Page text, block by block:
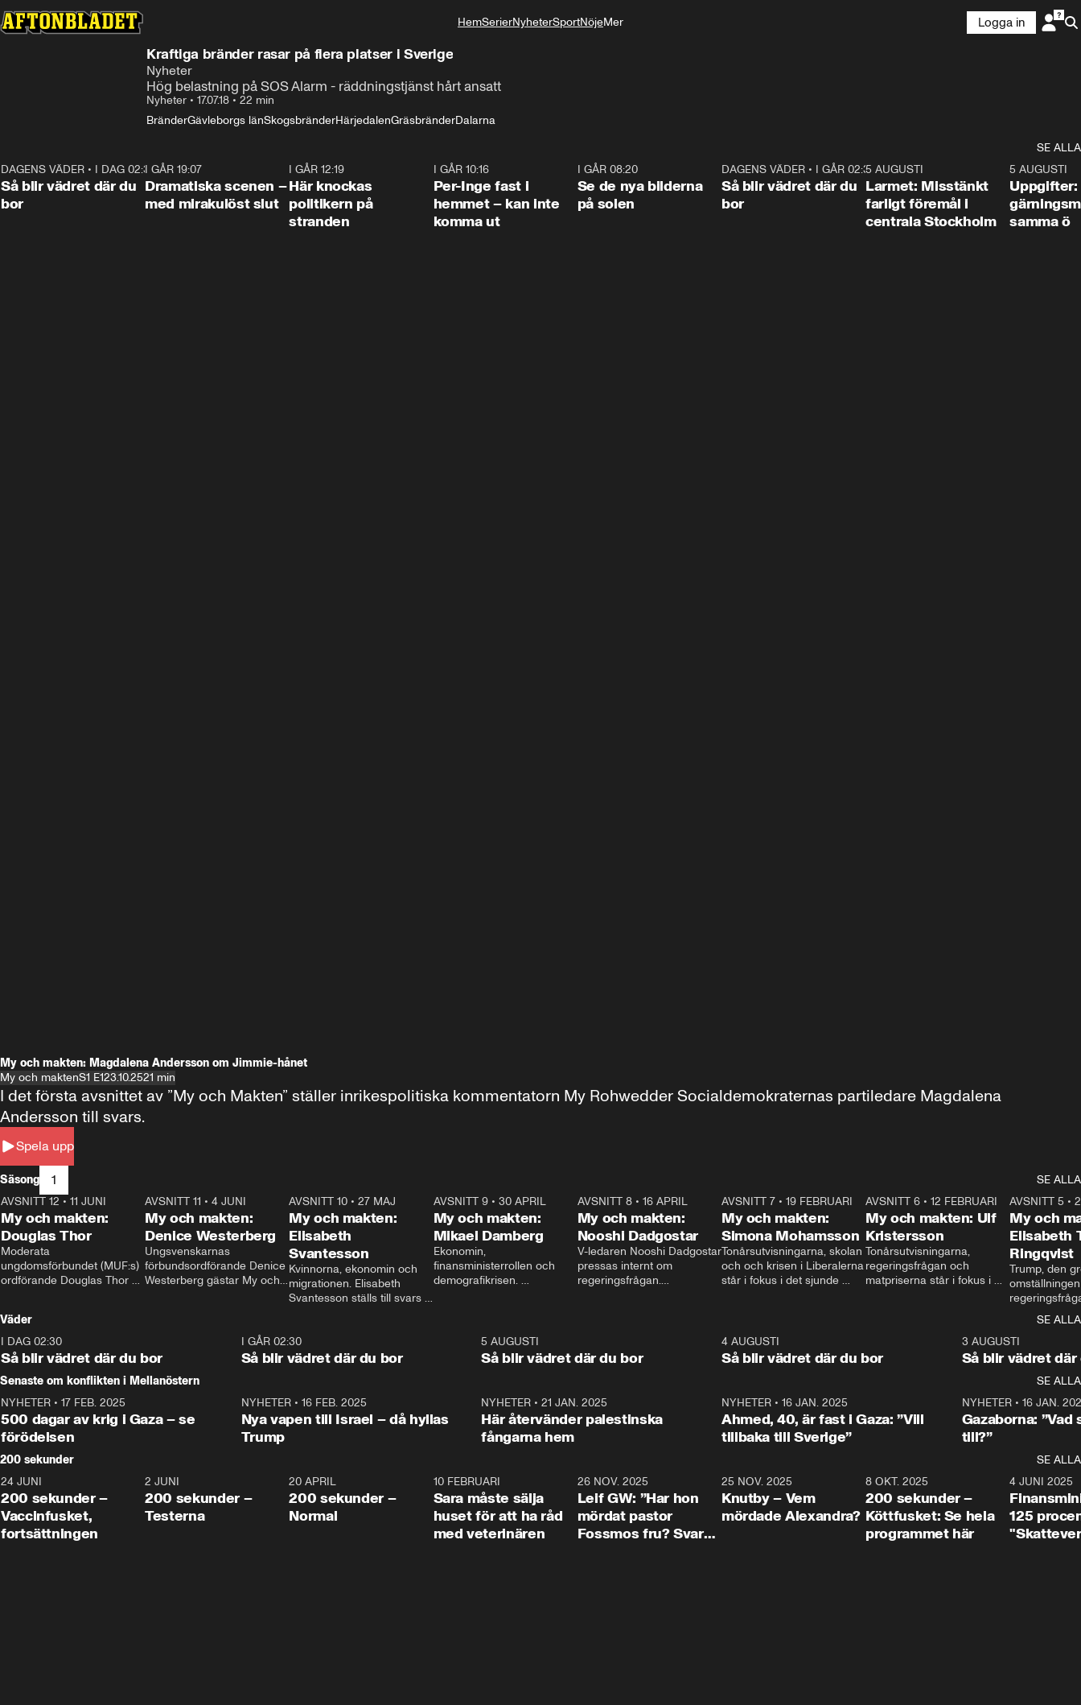
HemSerierNyheterSportNöjeMer
Logga in
Kraftiga bränder rasar på flera platser i Sverige
Nyheter
Hög belastning på SOS Alarm - räddningstjänst hårt ansatt
Nyheter • 17.07.18 • 22 min
BränderGävleborgs länSkogsbränderHärjedalenGräsbränderDalarna
SE ALLA
1:06
DAGENS VÄDER • I DAG 02:30
Så blir vädret där du
bor
I GÅR 19:07
Dramatiska scenen –
med mirakulöst slut
I GÅR 12:19
Här knockas
politikern på
stranden
I GÅR 10:16
Per-Inge fast i
hemmet – kan inte
komma ut
I GÅR 08:20
Se de nya bilderna
på solen
1:06
DAGENS VÄDER• I GÅR 02:30
Så blir vädret där du
bor
0:35
5 AUGUSTI
Larmet: Misstänkt
farligt föremål i
centrala Stockholm
5 AUGUSTI
Uppgifter:
samma ö
My och makten: Magdalena Andersson om Jimmie-hånet
My och maktenS1 E123.10.2521 min
Spela upp
I det första avsnittet av ”My och Makten” ställer inrikespolitiska kommentatorn My Rohwedder Socialdemokraternas partiledare Magdalena
Andersson till svars.
Säsong 1
SE ALLA
26:27
AVSNITT 12 • 11 JUNI
My och makten:
Douglas Thor
Moderata
ungdomsförbundet (MUF:s)
ordförande Douglas Thor
tonårsutvisningarna och hur
Moderaterna ska locka
väljare till valet i höst.
23:40
AVSNITT 11 •4 JUNI
My och makten:
Denice Westerberg
Ungsvenskarnas
förbundsordförande Denice
Westerberg gästar My och
AVSNITT 10 •27 MAJ
My och makten:
Elisabeth
Svantesson
Kvinnorna, ekonomin och
migrationen. Elisabeth
Svantesson ställs till svars
AVSNITT 9• 30 APRIL
My och makten:
Mikael Damberg
Ekonomin,
finansministerrollen och
demografikrisen.
och Makten.
AVSNITT 8• 16 APRIL
My och makten:
Nooshi Dadgostar
V-ledaren Nooshi Dadgostar
pressas internt om
regeringsfrågan.
– Vi ställer upp i val. Ska vi
vara med så sitter vi förstås
24:30
AVSNITT 7• 19 FEBRUARI
My och makten:
Simona Mohamsson
Tonårsutvisningarna, skolan
och och krisen i Liberalerna
står i fokus i det sjunde
kommentator My
Rohwedder ställer
utbildnings- och
Mohamsson till svars.
27:30
AVSNITT 6 •12 FEBRUARI
My och makten: Ulf
Kristersson
Tonårsutvisningarna,
regeringsfrågan och
matpriserna står i fokus i
Rohwedder ställer
statsminister Ulf Kristersson
AVSNITT 5 •
My och
Elisabeth
Ringqvist
Trump, den
centrum i
avsnittet av
Makten”. Se
Aftonbladets
Rohwedder
Thand Ring
Väder
SE ALLA
I DAG 02:30
Så blir vädret där du bor
1:06
I GÅR 02:30
Så blir vädret där du bor
5 AUGUSTI
Så blir vädret där du bor
4 AUGUSTI
Så blir vädret där du bor
3 AUGUSTI
Så blir vädret där
Senaste om konflikten i Mellanöstern
SE ALLA
NYHETER • 17 FEB. 2025
500 dagar av krig i Gaza – se
förödelsen
NYHETER• 16 FEB. 2025
Nya vapen till Israel – då hyllas
Trump
NYHETER •21 JAN. 2025
Här återvänder palestinska
fångarna hem
NYHETER• 16 JAN. 2025
Ahmed, 40, är fast i Gaza: ”Vill
tillbaka till Sverige”
NYHETER• 16 JAN.
Gazaborna:
till?”
200 sekunder
SE ALLA
5:00
24 JUNI
200 sekunder –
Vaccinfusket,
fortsättningen
4:23
2 JUNI
200 sekunder –
Testerna
20 APRIL
200 sekunder –
Normal
10 FEBRUARI
Sara måste sälja
huset för att ha råd
med veterinären
26 NOV. 2025
Leif GW: ”Har hon
mördat pastor
Fossmos fru? Svar
31:05
25 NOV. 2025
Knutby – Vem
mördade Alexandra?
4:29
8 OKT. 2025
200 sekunder –
Köttfusket: Se hela
programmet här
4 JUNI 2025
125